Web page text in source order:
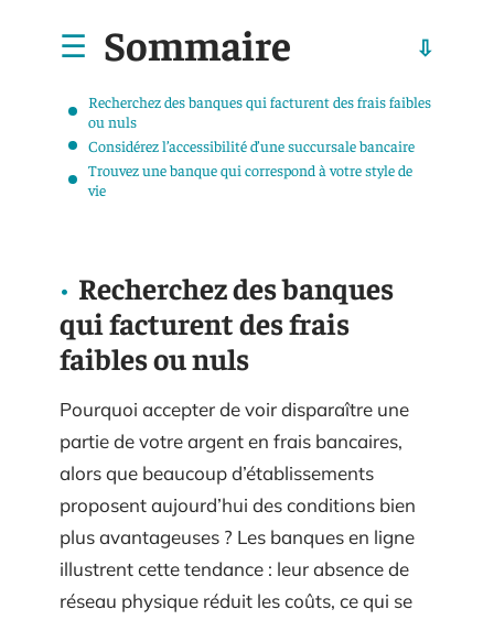
Sommaire
Recherchez des banques qui facturent des frais faibles
ou nuls
Considérez l’accessibilité d’une succursale bancaire
Trouvez une banque qui correspond à votre style de
vie
Recherchez des banques
qui facturent des frais
faibles ou nuls
Pourquoi accepter de voir disparaître une
partie de votre argent en frais bancaires,
alors que beaucoup d’établissements
proposent aujourd’hui des conditions bien
plus avantageuses ? Les banques en ligne
illustrent cette tendance : leur absence de
réseau physique réduit les coûts, ce qui se